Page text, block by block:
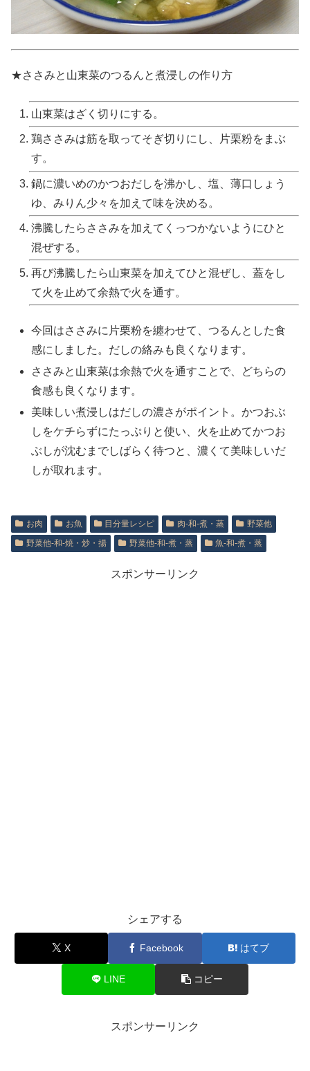
★ささみと山東菜のつるんと煮浸しの作り方
山東菜はざく切りにする。
鶏ささみは筋を取ってそぎ切りにし、片栗粉をまぶ
す。
鍋に濃いめのかつおだしを沸かし、塩、薄口しょう
ゆ、みりん少々を加えて味を決める。
沸騰したらささみを加えてくっつかないようにひと
混ぜする。
再び沸騰したら山東菜を加えてひと混ぜし、蓋をし
て火を止めて余熱で火を通す。
今回はささみに片栗粉を纏わせて、つるんとした食
感にしました。だしの絡みも良くなります。
ささみと山東菜は余熱で火を通すことで、どちらの
食感も良くなります。
美味しい煮浸しはだしの濃さがポイント。かつおぶ
しをケチらずにたっぷりと使い、火を止めてかつお
ぶしが沈むまでしばらく待つと、濃くて美味しいだ
しが取れます。
お肉 お魚 目分量レシピ 肉‐和‐煮・蒸
野菜他
野菜他‐和‐焼・炒・揚
野菜他‐和‐煮・蒸 魚‐和‐煮・蒸
スポンサーリンク
シェアする
X Facebook はてブ
LINE コピー
スポンサーリンク